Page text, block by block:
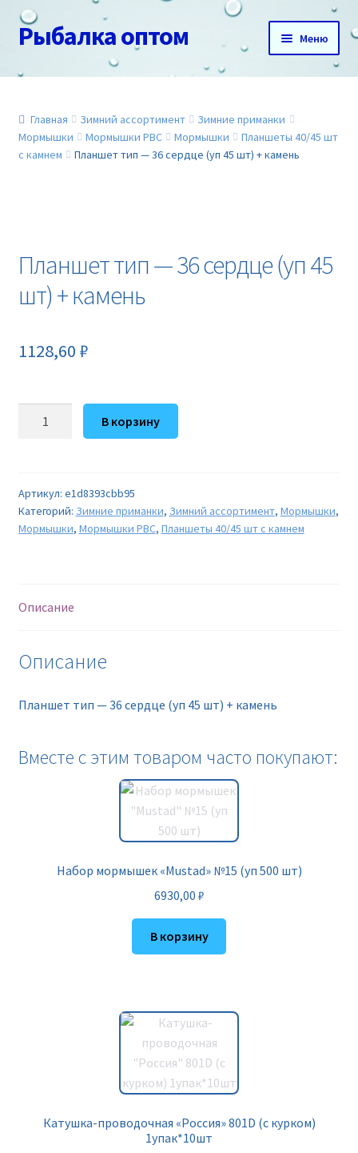
Перейти
к
навигации
Перейти
к
содержимому
Рыбалка оптом Меню
Главная
О нас
Доставка и оплата
Прайс
Главная Зимний ассортимент
Зимние приманки
Мормышки
Мормышки РВС Мормышки
Планшеты 40/45 шт
с камнем
Планшет тип — 36 сердце (уп 45 шт) + камень
Планшет тип — 36 сердце (уп 45
шт) + камень
1128,60 ₽
Количество
-
36
сердце
+
В корзину
Артикул: e1d8393cbb95
Категорий: Зимние приманки, Зимний ассортимент, Мормышки,
Мормышки, Мормышки РВС, Планшеты 40/45 шт с камнем
Описание
Описание
Планшет тип — 36 сердце (уп 45 шт) + камень
Вместе с этим товаром часто покупают:
Набор мормышек «Mustad» №15 (уп 500 шт)
6930,00 ₽
В корзину
Катушка-проводочная «Россия» 801D (с курком)
1упак*10шт